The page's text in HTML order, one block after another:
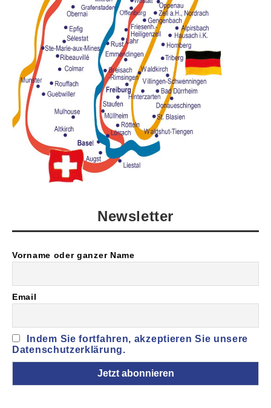
Newsletter
Vorname oder ganzer Name
Email
Indem Sie fortfahren, akzeptieren Sie unsere
Datenschutzerklärung.